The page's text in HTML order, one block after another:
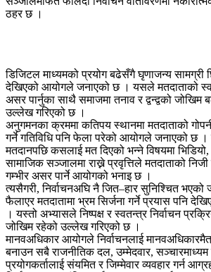
ठहर छ ।
डिजिटल माध्यमको प्रयोग बढेसँगै घृणाजन्य सामग्री
देखिएको आयोगले जनाएको छ । यसले मतदाताको
असर पार्नुका साथै समाजमा तनाव र द्वन्द्वको जोखिम
उल्लेख गरिएको छ ।
अनुगमनका क्रममा कतिपय स्थानमा मतदाताको
गर्ने गतिविधि पनि फेला परेको आयोगले जनाएको छ ।
मतदानपछि कसलाई मत दिएको भन्ने विषयमा भिडियो,
सामाजिक सञ्जालमा राख्ने प्रवृत्तिले मतदाताको
गम्भीर असर पार्ने आयोगको भनाइ छ ।
त्यसैगरी, निर्वाचनअघि नै जित–हार सुनिश्चित भएको
फैलाएर मतदातामा भ्रम सिर्जना गर्ने प्रयास पनि
। यस्तो अभ्यासले निष्पक्ष र स्वतन्त्र निर्वाचन
जोखिम रहेको उल्लेख गरिएको छ ।
मानवअधिकार आयोगले निर्वाचनलाई
बनाउन सबै राजनीतिक दल, उम्मेदवार,
प्रयोगकर्तालाई संयमित र जिम्मेवार व्यवहार गर्न